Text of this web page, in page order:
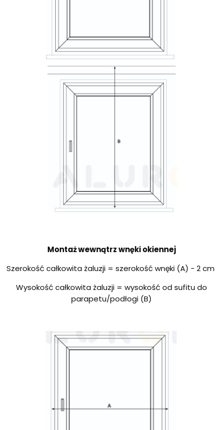
Montaż wewnątrz wnęki okiennej
Szerokość całkowita żaluzji = szerokość wnęki (A) - 2 cm
Wysokość całkowita żaluzji = wysokość od sufitu do
parapetu/podłogi (B)